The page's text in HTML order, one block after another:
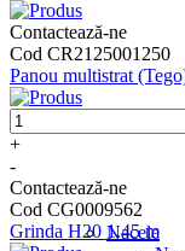
Nacele
Contactează-ne
Cod CR2125001250
Panou multistrat
+
-
Contactează-ne
Cod CG0009562
Grinda H20 1.45 m